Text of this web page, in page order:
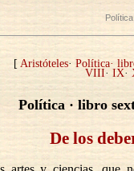
Política
[Aristóteles· Política·
VIII· IX·
Política · libro
De los